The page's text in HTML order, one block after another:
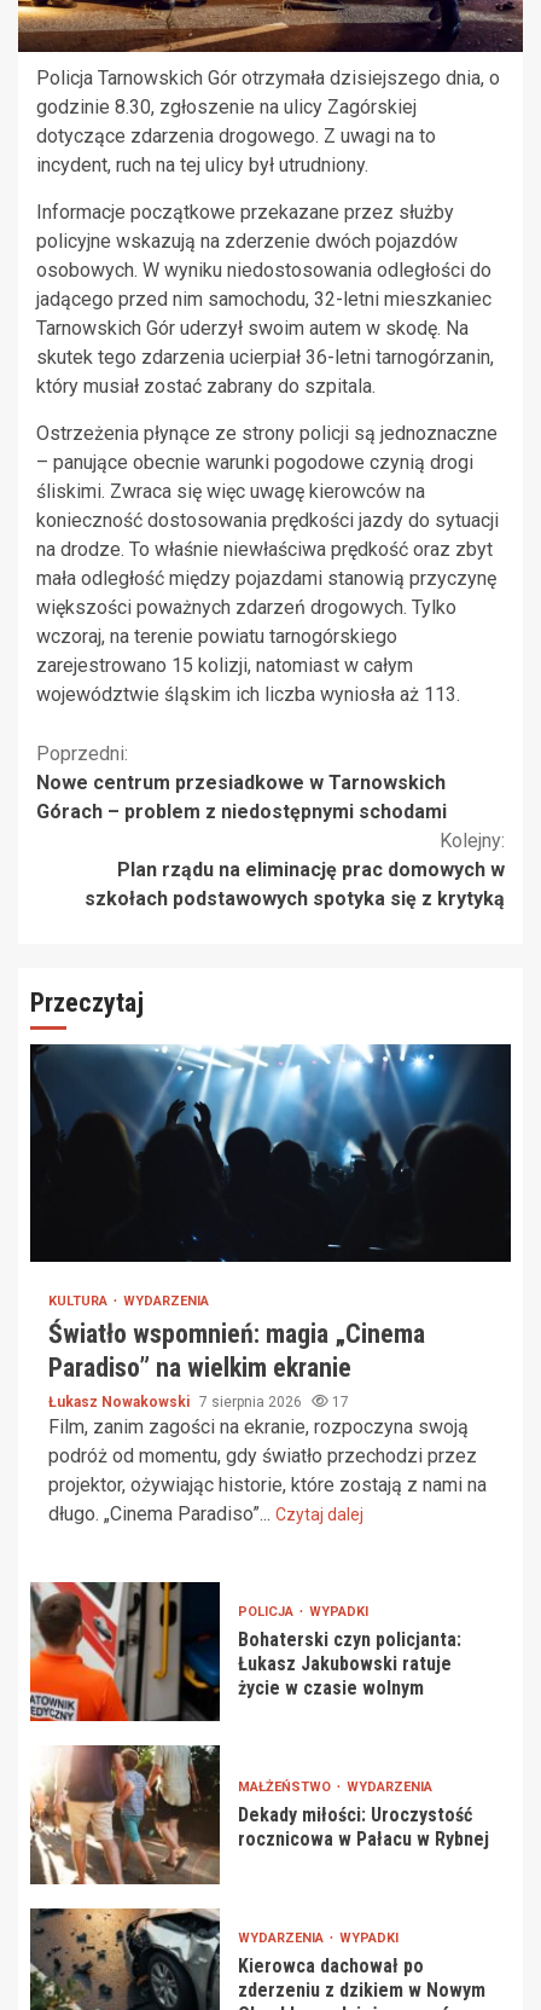
Policja Tarnowskich Gór otrzymała dzisiejszego dnia, o
godzinie 8.30, zgłoszenie na ulicy Zagórskiej
dotyczące zdarzenia drogowego. Z uwagi na to
incydent, ruch na tej ulicy był utrudniony.
Informacje początkowe przekazane przez służby
policyjne wskazują na zderzenie dwóch pojazdów
osobowych. W wyniku niedostosowania odległości do
jadącego przed nim samochodu, 32-letni mieszkaniec
Tarnowskich Gór uderzył swoim autem w skodę. Na
skutek tego zdarzenia ucierpiał 36-letni tarnogórzanin,
który musiał zostać zabrany do szpitala.
Ostrzeżenia płynące ze strony policji są jednoznaczne
– panujące obecnie warunki pogodowe czynią drogi
śliskimi. Zwraca się więc uwagę kierowców na
konieczność dostosowania prędkości jazdy do sytuacji
na drodze. To właśnie niewłaściwa prędkość oraz zbyt
mała odległość między pojazdami stanowią przyczynę
większości poważnych zdarzeń drogowych. Tylko
wczoraj, na terenie powiatu tarnogórskiego
zarejestrowano 15 kolizji, natomiast w całym
województwie śląskim ich liczba wyniosła aż 113.
Kontynuuj
czytanie
Poprzedni:
Nowe centrum przesiadkowe w Tarnowskich
Górach – problem z niedostępnymi schodami
Kolejny:
Plan rządu na eliminację prac domowych w
szkołach podstawowych spotyka się z krytyką
Przeczytaj
KULTURA WYDARZENIA
Światło wspomnień: magia „Cinema
Paradiso” na wielkim ekranie
Łukasz Nowakowski 7 sierpnia 2026 17
Film, zanim zagości na ekranie, rozpoczyna swoją
podróż od momentu, gdy światło przechodzi przez
projektor, ożywiając historie, które zostają z nami na
długo. „Cinema Paradiso”... Czytaj dalej
POLICJA WYPADKI
Bohaterski czyn policjanta:
Łukasz Jakubowski ratuje
życie w czasie wolnym
MAŁŻEŃSTWO WYDARZENIA
Dekady miłości: Uroczystość
rocznicowa w Pałacu w Rybnej
WYDARZENIA WYPADKI
Kierowca dachował po
zderzeniu z dzikiem w Nowym